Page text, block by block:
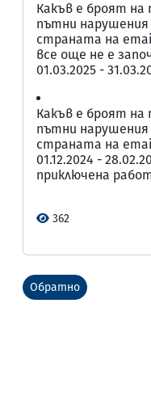
Какъв е броят на
пътни
страната на
все още не е
01.03.2025 -
Какъв е броят на
пътни
страната на
01.12.2024 -
приключена
362
Обратно